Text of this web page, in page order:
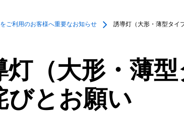
ご利用のお客様へ重要なお知らせ 誘導灯（大形・薄型タイ
灯（大形・薄
びとお願い